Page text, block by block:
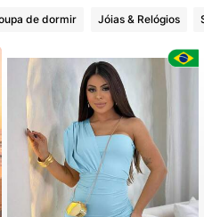
de dormir Jóias & Relógios